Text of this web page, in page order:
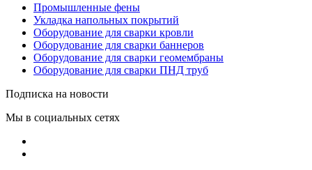
Промышленные фены
Укладка напольных покрытий
Оборудование для сварки кровли
Оборудование для сварки баннеров
Оборудование для сварки геомембраны
Оборудование для сварки ПНД труб
Подписка на новости
Мы в социальных сетях